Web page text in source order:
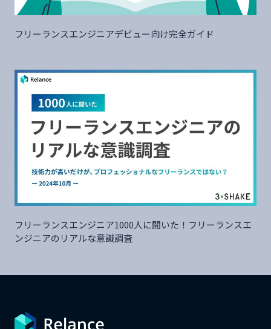
フリーランスエンジニアデビュー向け完全ガイド
フリーランスエンジニア1000人に聞いた！フリーランスエ
ンジニアのリアルな意識調査